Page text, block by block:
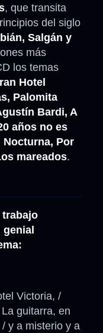
, que transita
del siglo
Salgán y
más
los temas
Hotel
Palomita
Bardi, A
años no es
Nocturna, Por
mareados.
trabajo
Victoria, /
guitarra, en
y a misterio y a